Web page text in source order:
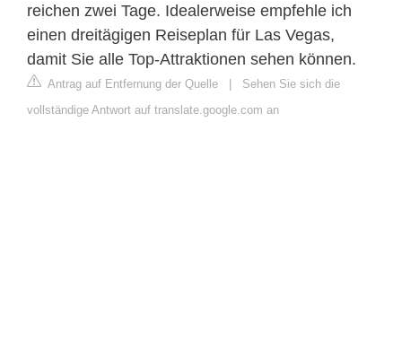
reichen zwei Tage. Idealerweise empfehle ich
einen dreitägigen Reiseplan für Las Vegas,
damit Sie alle Top-Attraktionen sehen können.
Antrag auf Entfernung der Quelle | Sehen Sie sich die
vollständige Antwort auf translate.google.com an